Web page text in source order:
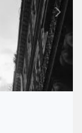
Suivant